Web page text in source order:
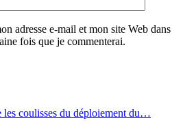
adresse e-mail et mon site Web dans
fois que je commenterai.
coulisses du déploiement du…